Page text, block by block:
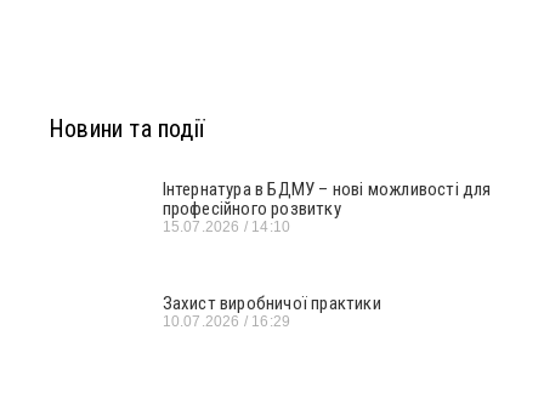
Новини та події
Інтернатура в БДМУ – нові можливості для
професійного розвитку
15.07.2026 14:10
Захист виробничої практики
10.07.2026 16:29